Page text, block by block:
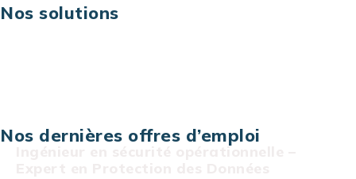
Nos solutions
Nos dernières offres d’emploi
Ingénieur en sécurité opérationnelle –